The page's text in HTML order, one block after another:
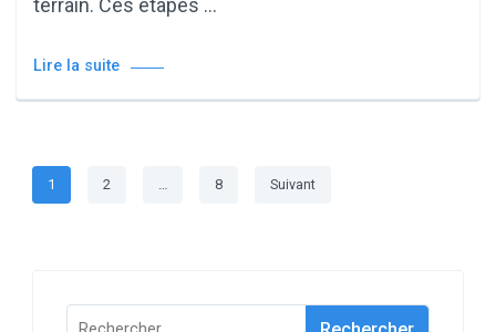
terrain. Ces étapes …
Lire la suite
Pagination
des
Page
1 Page
2 Page
8 Suivant
Rechercher :